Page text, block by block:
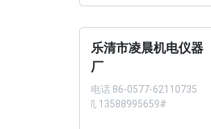
乐清市凌晨机电仪器
厂
电话 86-0577-62110735
手机 13588995659#